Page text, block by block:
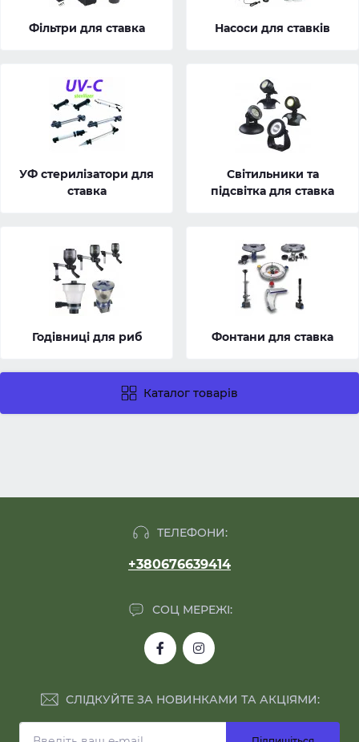
Фільтри для ставка Насоси для ставків
УФ стерилізатори для
ставка
Світильники та
підсвітка для ставка
Годівниці для риб Фонтани для ставка
Каталог товарів
ТЕЛЕФОНИ:
+380676639414
СОЦ МЕРЕЖІ:
СЛІДКУЙТЕ ЗА НОВИНКАМИ ТА АКЦІЯМИ: